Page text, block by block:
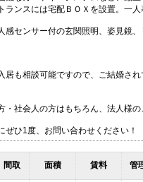
ランスには宅配ＢＯＸを設置。一
感センサー付の玄関照明、姿見鏡
居も相談可能ですので、ご結婚さ
・社会人の方はもちろん、法人様の
ぜひ1度、お問い合わせください！
間取 面積 賃料 管